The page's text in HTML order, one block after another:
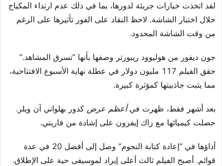
لقد اتخذت خيارات جريئة لدورها، بما في ذلك عدم ارتداء المكياج
خلال اختبار الشاشة. لاحظ النقاد على الفور تأثيرها على الرغم
من وقت الشاشة المحدود.
جون ديفور من هوليوود ريبورتر وصفها بأنها “تسرق المشاهد.”
حقق الفيلم 117 مليون دولار في عطلة نهاية الأسبوع الافتتاحية،
مما يثبت جاذبيتها كمؤثرة كبيرة.
بعد أشهر فقط، ظهرت فيأعظم عرض كدور بهلواني آن ويلر.
حصلت كيميائها مع زاك إيفرون على إشادة من فاريتي.
أداؤها في “إعادة كتابة النجوم” وصل إلى أفضل 20 في عدة
قوائم. أصبح الفيلم ثالث أعلى إيراد لموسيقى حية على الإطلاق.